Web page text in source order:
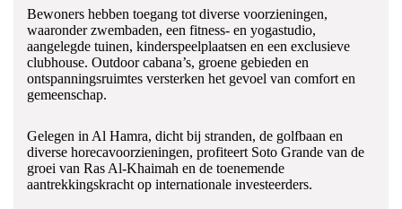
Bewoners hebben toegang tot diverse voorzieningen,
waaronder zwembaden, een fitness- en yogastudio,
aangelegde tuinen, kinderspeelplaatsen en een exclusieve
clubhouse. Outdoor cabana’s, groene gebieden en
ontspanningsruimtes versterken het gevoel van comfort en
gemeenschap.
Gelegen in Al Hamra, dicht bij stranden, de golfbaan en
diverse horecavoorzieningen, profiteert Soto Grande van de
groei van Ras Al-Khaimah en de toenemende
aantrekkingskracht op internationale investeerders.